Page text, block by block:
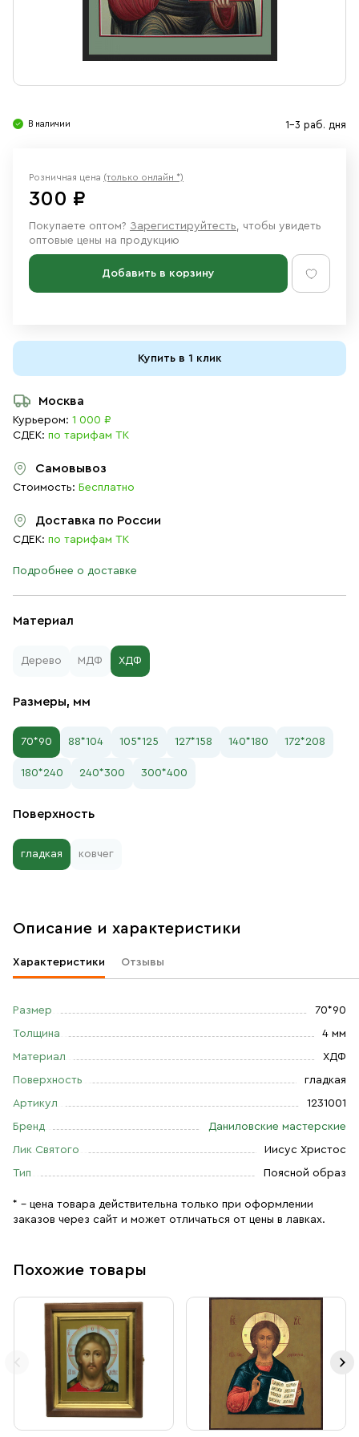
В наличии 1-3 раб. дня
Материал
Дерево МДФ ХДФ
Размеры, мм
70*90 88*104 105*125 127*158 140*180 172*208
180*240 240*300 300*400
Поверхность
гладкая ковчег
Розничная цена (только онлайн *)
300 ₽
Покупаете оптом? Зарегистируйтесть, чтобы увидеть
оптовые цены на продукцию
Добавить в корзину
Купить в 1 клик
Москва
Курьером: 1 000 ₽
СДЕК: по тарифам ТК
Самовывоз
Стоимость: Бесплатно
Доставка по России
СДЕК: по тарифам ТК
Подробнее о доставке
Описание и характеристики
Характеристики Отзывы
Размер 70*90
Толщина 4 мм
Материал ХДФ
Поверхность гладкая
Артикул 1231001
Бренд Даниловские мастерские
Лик Святого Иисус Христос
Тип Поясной образ
* – цена товара действительна только при оформлении
заказов через сайт и может отличаться от цены в лавках.
Похожие товары